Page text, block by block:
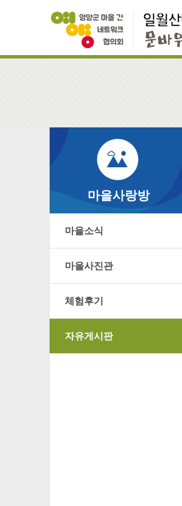
마을사랑방
마을소식
마을사진관
체험후기
자유게시판